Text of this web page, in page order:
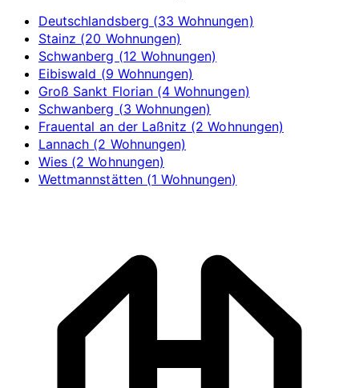
Deutschlandsberg (33 Wohnungen)
Stainz (20 Wohnungen)
Schwanberg (12 Wohnungen)
Eibiswald (9 Wohnungen)
Groß Sankt Florian (4 Wohnungen)
Schwanberg (3 Wohnungen)
Frauental an der Laßnitz (2 Wohnungen)
Lannach (2 Wohnungen)
Wies (2 Wohnungen)
Wettmannstätten (1 Wohnungen)